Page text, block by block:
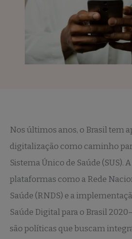
Nos últimos anos, o Brasil tem
digitalização como caminho
Sistema Único de Saúde (SUS).
plataformas como a Rede
Saúde (RNDS) e a
Saúde Digital para o Brasil
são políticas que buscam